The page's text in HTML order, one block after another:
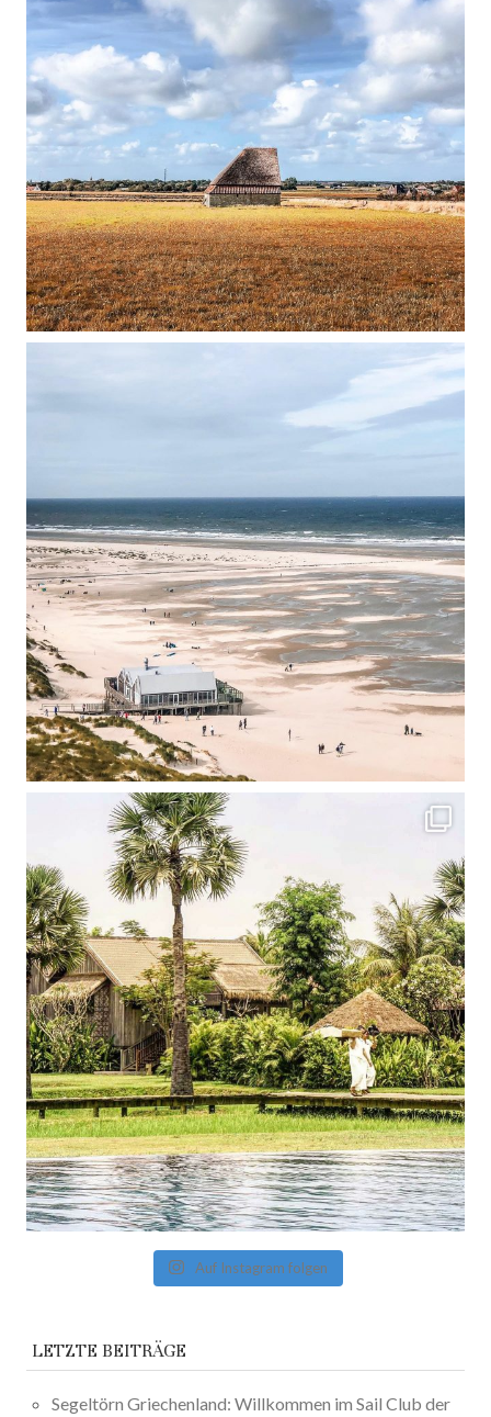
Auf Instagram folgen
LETZTE BEITRÄGE
Segeltörn Griechenland: Willkommen im Sail Club der